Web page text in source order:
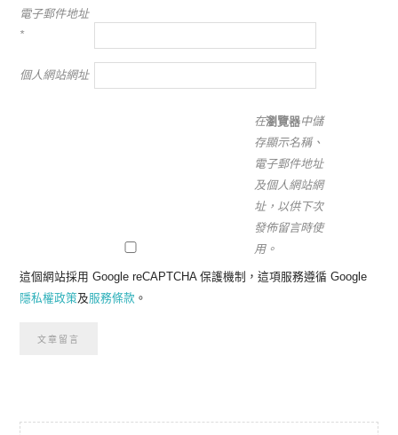
電子郵件地址
*
個人網站網址
在瀏覽器中儲
存顯示名稱、
電子郵件地址
及個人網站網
址，以供下次
發佈留言時使
用。
這個網站採用 Google reCAPTCHA 保護機制，這項服務遵循 Google
隱私權政策及服務條款 。